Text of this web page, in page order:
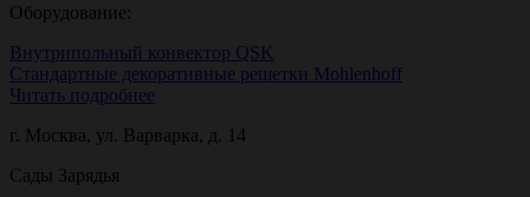
Оборудование:
Внутрипольный конвектор QSK
Стандартные декоративные решетки Mohlenhoff
Читать подробнее
г. Москва, ул. Варварка, д. 14
Сады Зарядья